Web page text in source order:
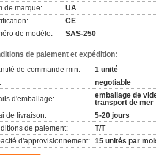
de marque:
UA
CE
de modèle:
SAS-250
de paiement et expédition:
de commande min:
1 unité
negotiable
d'emballage:
emballage de
transport de mer
de livraison:
5-20 jours
de paiement:
T/T
d'approvisionnement: 15 unités par